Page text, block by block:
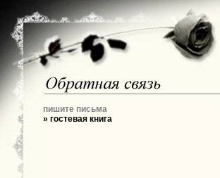
пишите письма
» гостевая книга